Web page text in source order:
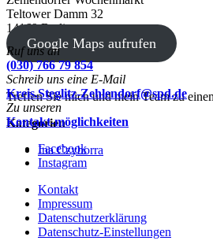
Teltower Damm 32
14169 Berlin
Google Maps aufrufen
Treffen Sie mich und mein Team zu
Kategorien
Ina Czyborra
Ruf uns an
(030) 766 79 854
Schreib uns eine E-Mail
Kreis.Steglitz-Zehlendorf@spd.de
Zu unseren
Kontakt-möglichkeiten
Facebook
Instagram
Kontakt
Impressum
Datenschutzerklärung
Datenschutz-Einstellungen